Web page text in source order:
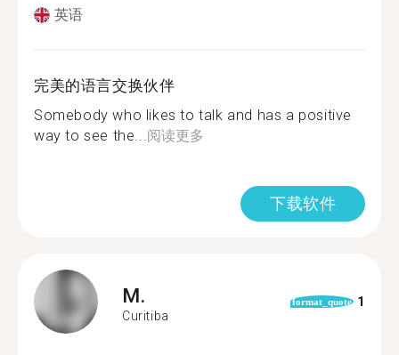
英语
完美的语言交换伙伴
Somebody who likes to talk and has a positive
way to see the...阅读更多
下载软件
M.
Curitiba
format_quote 1